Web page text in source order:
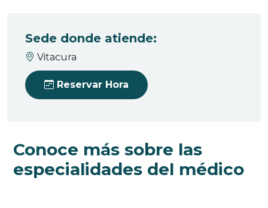
Sede donde atiende:
Vitacura
Reservar Hora
Conoce más sobre las
especialidades del médico